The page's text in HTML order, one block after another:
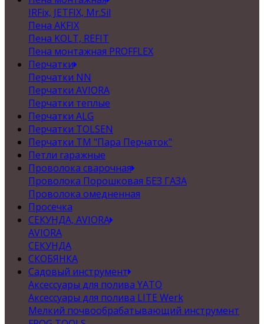
IRFix, JETFIX, Mr.Sil
Пена AKFIX
Пена KOLT, REFIT
Пена монтажная PROFFLEX
Перчатки
Перчатки NN
Перчатки AVIORA
Перчатки теплые
Перчатки ALG
Перчатки TOLSEN
Перчатки ТМ "Пара Перчаток"
Петли гаражные
Проволока сварочная
Проволока Порошковая БЕЗ ГАЗА
Проволока омедненная
Просечка
СЕКУНДА, AVIORA
AVIORA
СЕКУНДА
СКОБЯНКА
Садовый инструмент
Аксессуары для полива YATO
Аксессуары для полива LITE Werk
Мелкий почвообрабатывающий инструмент